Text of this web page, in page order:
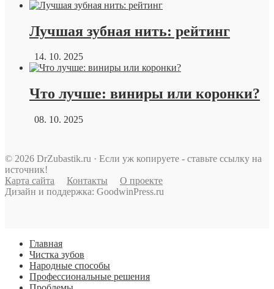
Лучшая зубная нить: рейтинг
14. 10. 2025
Что лучше: виниры или коронки?
08. 10. 2025
© 2026 DrZubastik.ru · Если уж копируете - ставьте ссылку на
источник!
Карта сайта
Контакты
О проекте
Дизайн и поддержка: GoodwinPress.ru
Главная
Чистка зубов
Народные способы
Профессиональные решения